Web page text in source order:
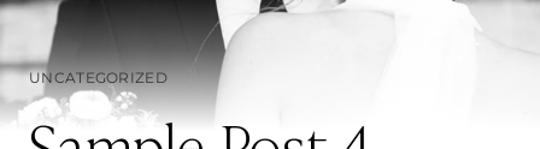
UNCATEGORIZED